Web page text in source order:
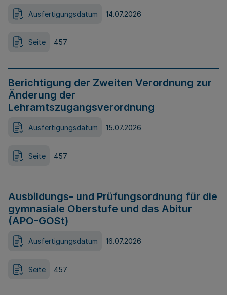
Ausfertigungsdatum 14.07.2026
Seite 457
Berichtigung der Zweiten Verordnung zur
Änderung der
Lehramtszugangsverordnung
Ausfertigungsdatum 15.07.2026
Seite 457
Ausbildungs- und Prüfungsordnung für die
gymnasiale Oberstufe und das Abitur
(APO-GOSt)
Ausfertigungsdatum 16.07.2026
Seite 457